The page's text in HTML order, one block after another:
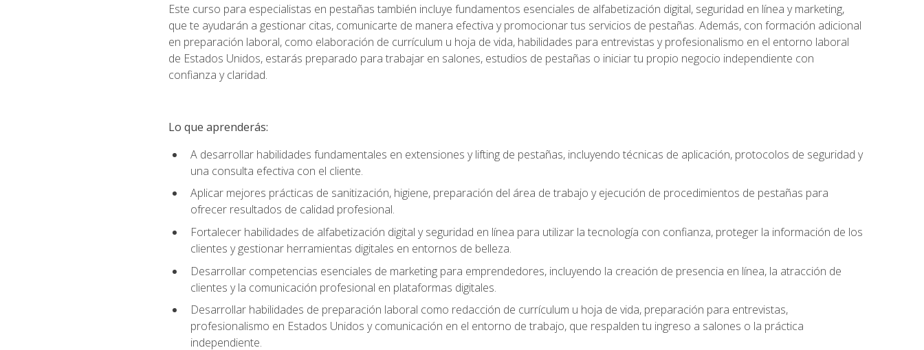
Este curso para especialistas en pestañas también incluye fundamentos esenciales de alfabetización digital, seguridad en línea y marketing,
que te ayudarán a gestionar citas, comunicarte de manera efectiva y promocionar tus servicios de pestañas. Además, con formación adicional
en preparación laboral, como elaboración de currículum u hoja de vida, habilidades para entrevistas y profesionalismo en el entorno laboral
de Estados Unidos, estarás preparado para trabajar en salones, estudios de pestañas o iniciar tu propio negocio independiente con
confianza y claridad.
Lo que aprenderás:
A desarrollar habilidades fundamentales en extensiones y lifting de pestañas, incluyendo técnicas de aplicación, protocolos de seguridad y
una consulta efectiva con el cliente.
Aplicar mejores prácticas de sanitización, higiene, preparación del área de trabajo y ejecución de procedimientos de pestañas para
ofrecer resultados de calidad profesional.
Fortalecer habilidades de alfabetización digital y seguridad en línea para utilizar la tecnología con confianza, proteger la información de los
clientes y gestionar herramientas digitales en entornos de belleza.
Desarrollar competencias esenciales de marketing para emprendedores, incluyendo la creación de presencia en línea, la atracción de
clientes y la comunicación profesional en plataformas digitales.
Desarrollar habilidades de preparación laboral como redacción de currículum u hoja de vida, preparación para entrevistas,
profesionalismo en Estados Unidos y comunicación en el entorno de trabajo, que respalden tu ingreso a salones o la práctica
independiente.